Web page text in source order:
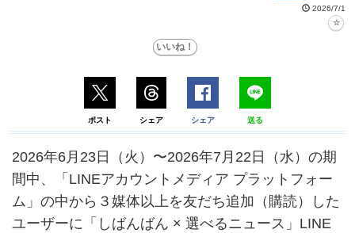
2026/7/1
ポスト シェア シェア 送る
2026年6月23日（火）〜2026年7月22日（水）の期
間中、「LINEアカウントメディア プラットフォー
ム」の中から３媒体以上を友だち追加（購読）した
ユーザーに「しばんばん × 選べるニュース」LINE